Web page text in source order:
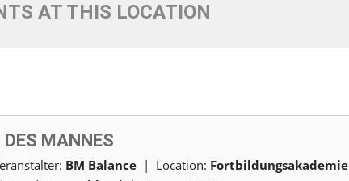
AT THIS LOCATION
DES MANNES
BM Balance | Location: Fortbildungsakademie